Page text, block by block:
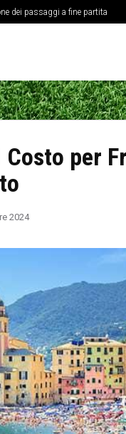
dei passaggi a fine partita
per
2024